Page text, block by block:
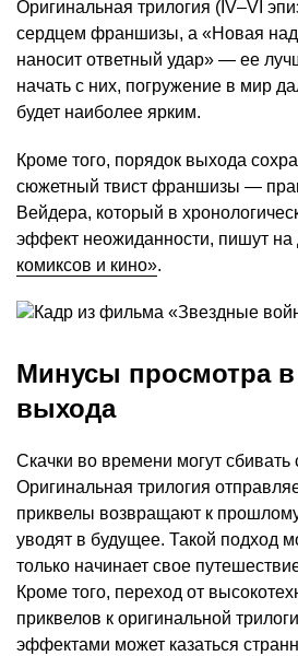
Оригинальная трилогия (IV–VI
сердцем франшизы, а «Новая
наносит ответный удар» — ее
начать с них, погружение в мир
будет наиболее ярким.
Кроме того, порядок выхода
сюжетный твист франшизы —
Вейдера, который в
эффект неожиданности, пишут на
комиксов и кино».
Минусы просмотра в
выхода
Скачки во времени могут сбивать
Оригинальная трилогия
приквелы возвращают к
уводят в будущее. Такой подход
только начинает свое
Кроме того, переход от
приквелов к оригинальной
эффектами может казаться